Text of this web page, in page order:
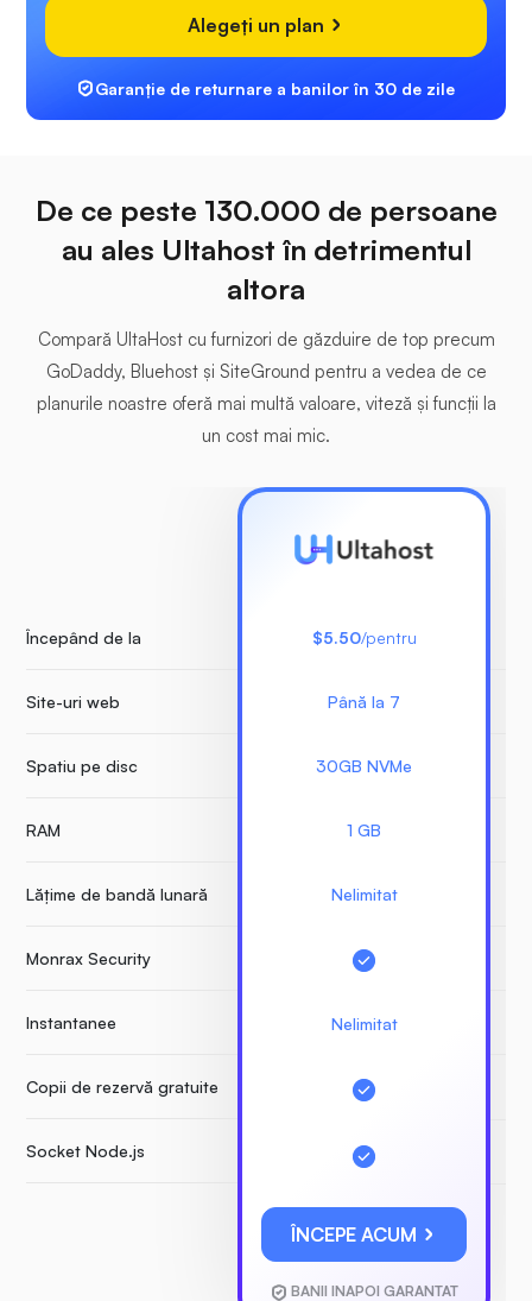
Alegeți un plan
Garanție de returnare a banilor în 30 de zile
De ce peste 130.000 de persoane
au ales Ultahost în detrimentul
altora
Compară UltaHost cu furnizori de găzduire de top precum
GoDaddy, Bluehost și SiteGround pentru a vedea de ce
planurile noastre oferă mai multă valoare, viteză și funcții la
un cost mai mic.
Începând de la
Site-uri web
Spatiu pe disc
RAM
Lățime de bandă lunară
Monrax Security
Instantanee
Copii de rezervă gratuite
Socket Node.js
$5.50/pentru
Până la 7
30GB NVMe
1 GB
Nelimitat
Nelimitat
ÎNCEPE ACUM
BANII INAPOI GARANTAT